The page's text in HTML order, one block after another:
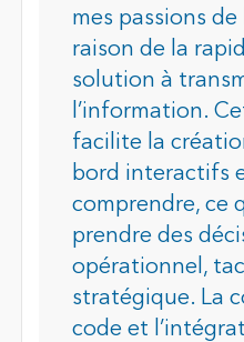
mes passions
raison de la
solution à
l’information.
facilite la
bord interactifs
comprendre, ce
prendre des
opérationnel,
stratégique. La
code et